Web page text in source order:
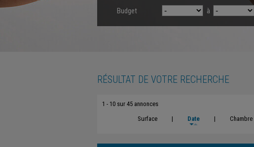
Budget à
RÉSULTAT DE VOTRE RECHERCHE
1 - 10 sur 45 annonces
Surface
| Date | Chambre